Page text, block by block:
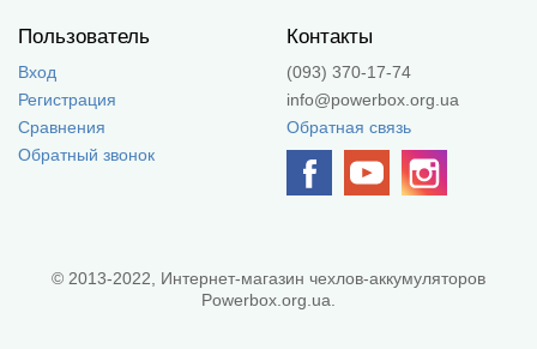
Пользователь
Вход
Регистрация
Сравнения
Обратный звонок
Контакты
(093) 370-17-74
info@powerbox.org.ua
Обратная связь
© 2013-2022, Интернет-магазин чехлов-аккумуляторов
Powerbox.org.ua.